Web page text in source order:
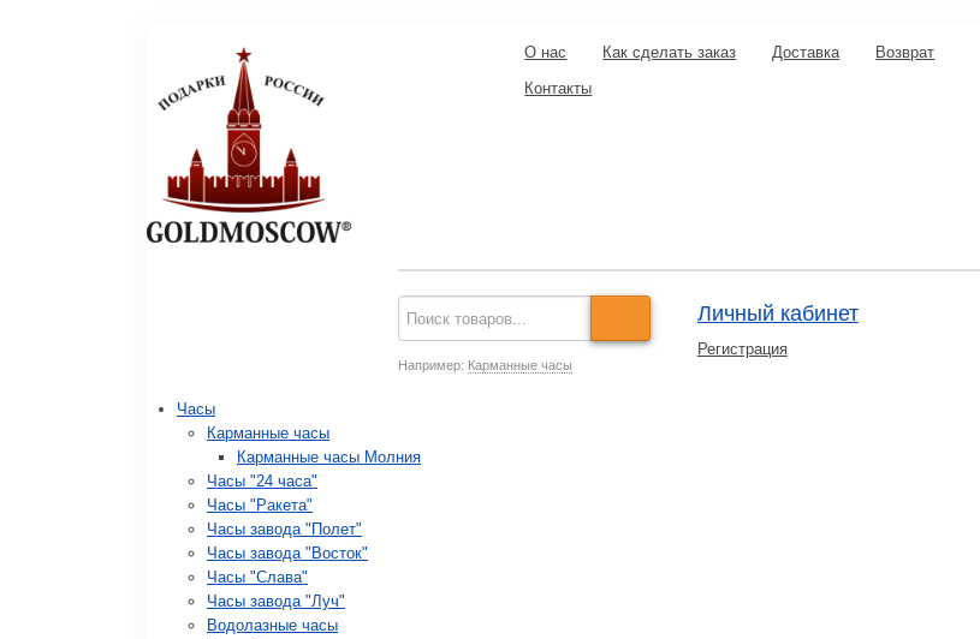
О нас Как сделать заказ Доставка
Возврат
Контакты
Например: Карманные часы
Личный кабинет
Регистрация
Часы
Карманные часы
Карманные часы Молния
Часы "24 часа"
Часы "Ракета"
Часы завода "Полет"
Часы завода "Восток"
Часы "Слава"
Часы завода "Луч"
Водолазные часы